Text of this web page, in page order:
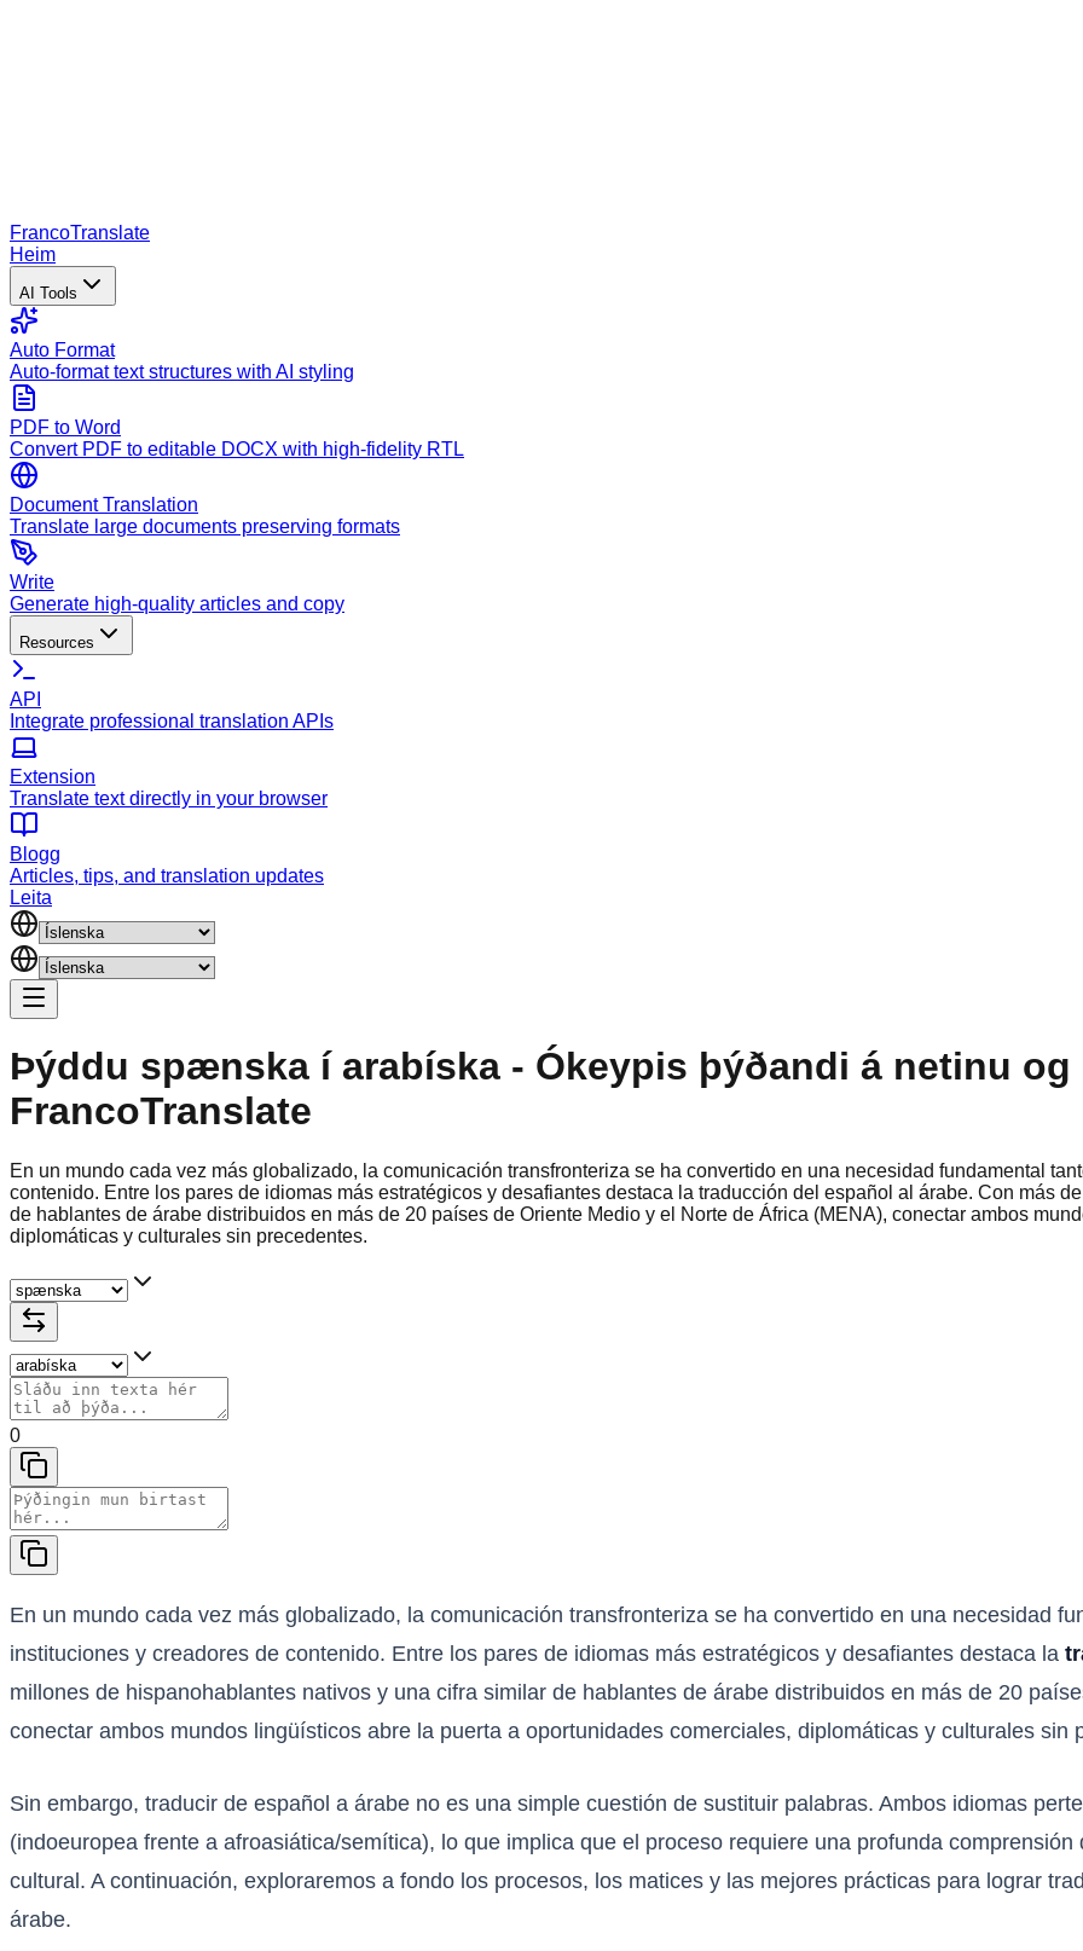
FrancoTranslate
Heim
AI Tools
Auto Format
Auto-format text structures with AI styling
PDF to Word
Convert PDF to editable DOCX with high-fidelity RTL
Document Translation
Translate large documents preserving formats
Write
Generate high-quality articles and copy
Resources
API
Integrate professional translation APIs
Extension
Translate text directly in your browser
Blogg
Articles, tips, and translation updates
Leita
Þýddu spænska í arabíska - Ókeypis þýðandi á netinu
FrancoTranslate
En un mundo cada vez más globalizado, la comunicación transfronteriza se ha convertido en una necesidad fundamental
contenido. Entre los pares de idiomas más estratégicos y desafiantes destaca la traducción del español al árabe. Con más
de hablantes de árabe distribuidos en más de 20 países de Oriente Medio y el Norte de África (MENA), conectar ambos
diplomáticas y culturales sin precedentes.
0
En un mundo cada vez más globalizado, la comunicación transfronteriza se ha convertido en una necesidad
instituciones y creadores de contenido. Entre los pares de idiomas más estratégicos y desafiantes destaca la
millones de hispanohablantes nativos y una cifra similar de hablantes de árabe distribuidos en más de 20
conectar ambos mundos lingüísticos abre la puerta a oportunidades comerciales, diplomáticas y culturales sin
Sin embargo, traducir de español a árabe no es una simple cuestión de sustituir palabras. Ambos idiomas
(indoeuropea frente a afroasiática/semítica), lo que implica que el proceso requiere una profunda
cultural. A continuación, exploraremos a fondo los procesos, los matices y las mejores prácticas para lograr
árabe.